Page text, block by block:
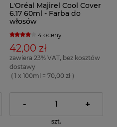
L'Oréal Majirel Cool Cover
6.17 60ml - Farba do
włosów
4 oceny
42,00 zł
zawiera 23% VAT, bez kosztów
dostawy
( 1 x 100ml = 70,00 zł )
- +
szt.